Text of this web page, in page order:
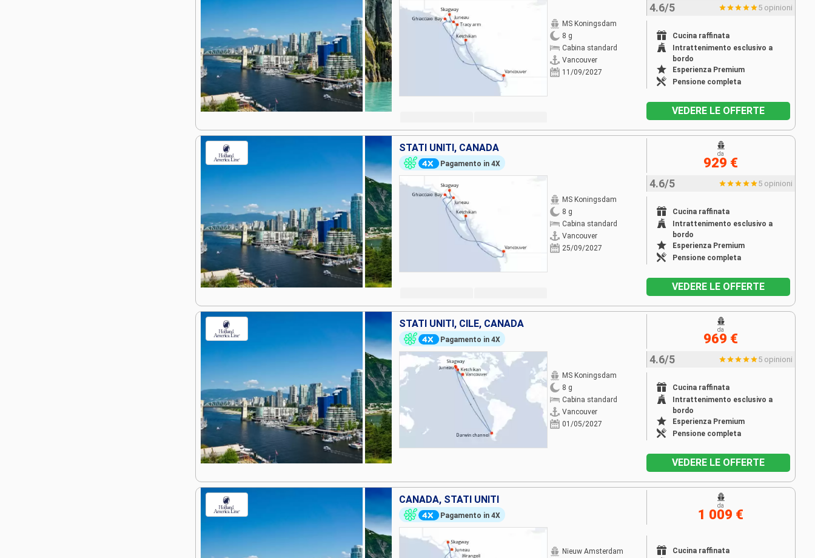
MS Koningsdam
8 g
Cabina standard
Vancouver
11/09/2027
4.6/5 5 opinioni
Cucina raffinata
Intrattenimento esclusivo a
bordo
Esperienza Premium
Pensione completa
VEDERE LE OFFERTE
STATI UNITI, CANADA
Pagamento in 4X
MS Koningsdam
8 g
Cabina standard
Vancouver
25/09/2027
4.6/5 5 opinioni
Cucina raffinata
Intrattenimento esclusivo a
bordo
Esperienza Premium
Pensione completa
da
929 €
VEDERE LE OFFERTE
STATI UNITI, CILE, CANADA
Pagamento in 4X
MS Koningsdam
8 g
Cabina standard
Vancouver
01/05/2027
4.6/5 5 opinioni
Cucina raffinata
Intrattenimento esclusivo a
bordo
Esperienza Premium
Pensione completa
da
969 €
VEDERE LE OFFERTE
CANADA, STATI UNITI
Pagamento in 4X
Nieuw Amsterdam
Cucina raffinata
da
1 009 €